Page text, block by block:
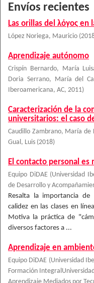
Envíos recientes
Las orillas del λόγος en
López Noriega, Mauricio (
Aprendizaje autónomo
Crispín Bernardo, María
Doria Serrano, María del
Iberoamericana, AC, 2011)
Caracterización de la
universitarios: el caso
Caudillo Zambrano, María de
Gual, Luis (2018)
El contacto personal
Equipo DiDAE (Universidad
de Desarrollo y
Resalta la importancia
calidez en las clases en
Motiva la práctica de
diversos factores a ...
Aprendizaje en
Equipo DiDAE (Universidad
Formación